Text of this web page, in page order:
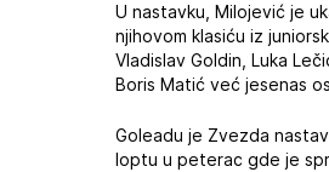
U nastavku, Milojević je
njihovom klasiću iz
Vladislav Goldin, Luka
Boris Matić već jesenas
Goleadu je Zvezda
loptu u peterac gde je